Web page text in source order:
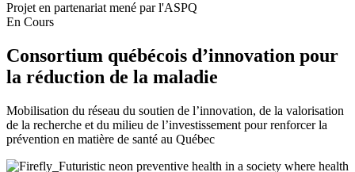
Projet en partenariat mené par l'ASPQ
En Cours
Consortium québécois d’innovation pour
la réduction de la maladie
Mobilisation du réseau du soutien de l’innovation, de la valorisation
de la recherche et du milieu de l’investissement pour renforcer la
prévention en matière de santé au Québec